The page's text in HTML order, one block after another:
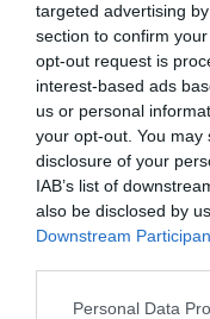
targeted advertising
section to confirm
opt-out request is
interest-based ads
us or personal
your opt-out. You
disclosure of your
IAB’s list of
also be disclosed by
Downstream
Please note that this
Personal Data